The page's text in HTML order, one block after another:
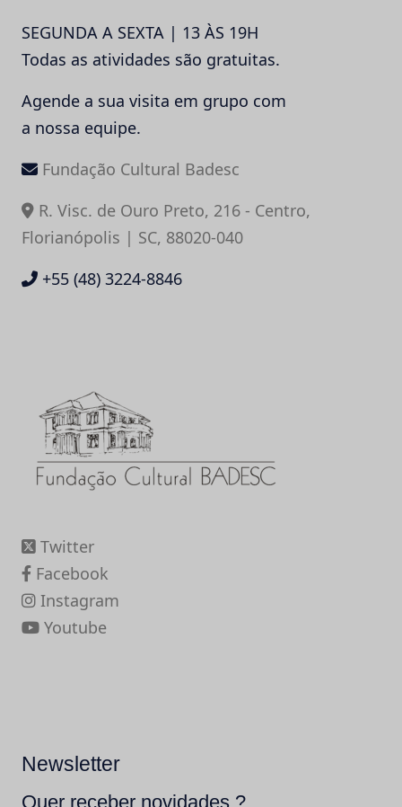
SEGUNDA A SEXTA | 13 ÀS 19H
Todas as atividades são gratuitas.
Agende a sua visita em grupo com
a nossa equipe.
Fundação Cultural Badesc
R. Visc. de Ouro Preto, 216 - Centro,
Florianópolis | SC, 88020-040
+55 (48) 3224-8846
Twitter
Facebook
Instagram
Youtube
Newsletter
Quer receber novidades ?